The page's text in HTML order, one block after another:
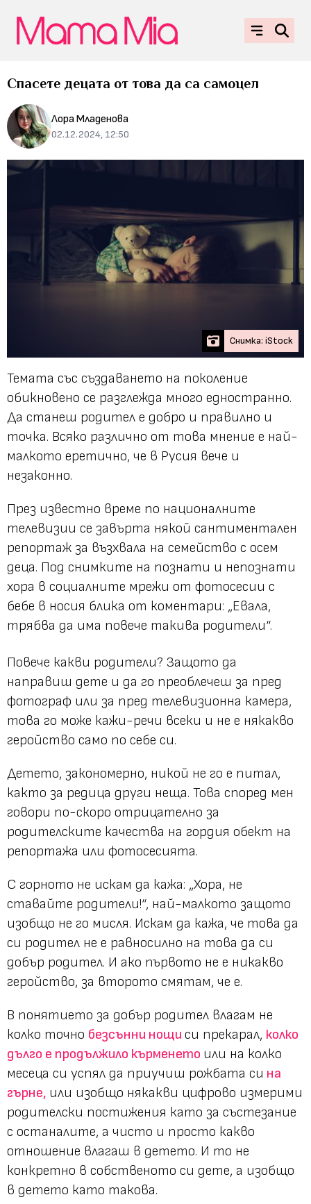
Спасете децата от това да са самоцел
Лора Младенова
02.12.2024, 12:50
Снимка: iStock
Темата със създаването на поколение
обикновено се разглежда много едностранно.
Да станеш родител е добро и правилно и
точка. Всяко различно от това мнение е най-
малкото еретично, че в Русия вече и
незаконно.
През известно време по националните
телевизии се завърта някой сантиментален
репортаж за възхвала на семейство с осем
деца. Под снимките на познати и непознати
хора в социалните мрежи от фотосесии с
бебе в носия блика от коментари: „Евала,
трябва да има повече такива родители“.
Повече какви родители? Защото да
направиш дете и да го преоблечеш за пред
фотограф или за пред телевизионна камера,
това го може кажи-речи всеки и не е някакво
геройство само по себе си.
Детето, закономерно, никой не го е питал,
както за редица други неща. Това според мен
говори по-скоро отрицателно за
родителските качества на гордия обект на
репортажа или фотосесията.
С горното не искам да кажа: „Хора, не
ставайте родители!“, най-малкото защото
изобщо не го мисля. Искам да кажа, че това да
си родител не е равносилно на това да си
добър родител. И ако първото не е никакво
геройство, за второто смятам, че е.
В понятието за добър родител влагам не
колко точно безсънни нощи си прекарал, колко
дълго е продължило кърменето или на колко
месеца си успял да приучиш рожбата си на
гърне, или изобщо някакви цифрово измерими
родителски постижения като за състезание
с останалите, а чисто и просто какво
отношение влагаш в детето. И то не
конкретно в собственото си дете, а изобщо
в детето като такова.